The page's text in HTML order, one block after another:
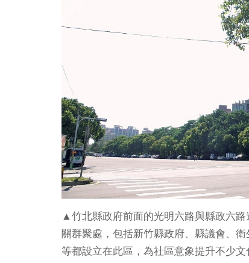
▲竹北縣政府前面的光明六路與縣政六
關群聚處，包括新竹縣政府、縣議會、
等都設立在此區，為社區意象提升不少文